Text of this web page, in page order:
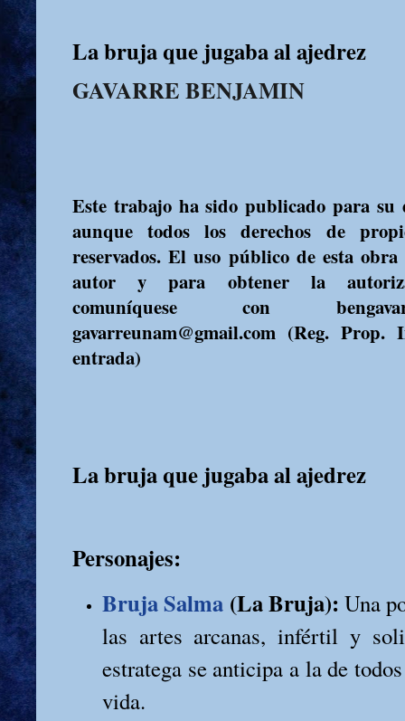
La bruja que jugaba al ajedrez
GAVARRE BENJAMIN
Este trabajo ha sido publicado para
aunque todos los derechos de
reservados. El uso público de esta
autor y para obtener la
comuníquese con
gavarreunam@gmail.com (Reg. Prop.
entrada)
La bruja que jugaba al ajedrez
Personajes:
Bruja Salma (La Bruja): Una
las artes arcanas, infértil y
estratega se anticipa a la de
vida.